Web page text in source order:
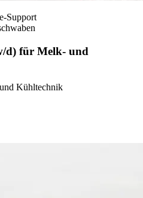
Support
d) für Melk- und
Kühltechnik